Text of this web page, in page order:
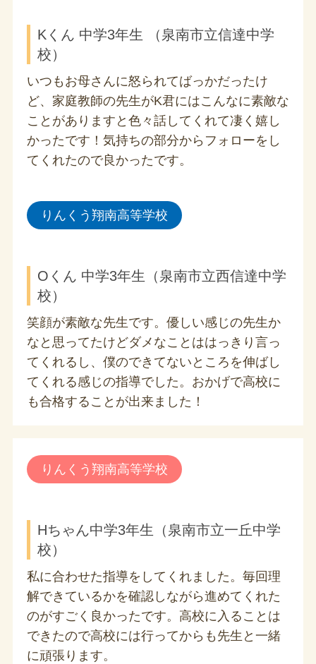
Kくん 中学3年生 （泉南市立信達中学
校）
いつもお母さんに怒られてばっかだったけ
ど、家庭教師の先生がK君にはこんなに素敵な
ことがありますと色々話してくれて凄く嬉し
かったです！気持ちの部分からフォローをし
てくれたので良かったです。
りんくう翔南高等学校
Oくん 中学3年生（泉南市立西信達中学
校）
笑顔が素敵な先生です。優しい感じの先生か
なと思ってたけどダメなことははっきり言っ
てくれるし、僕のできてないところを伸ばし
てくれる感じの指導でした。おかげで高校に
も合格することが出来ました！
りんくう翔南高等学校
Hちゃん中学3年生（泉南市立一丘中学
校）
私に合わせた指導をしてくれました。毎回理
解できているかを確認しながら進めてくれた
のがすごく良かったです。高校に入ることは
できたので高校には行ってからも先生と一緒
に頑張ります。